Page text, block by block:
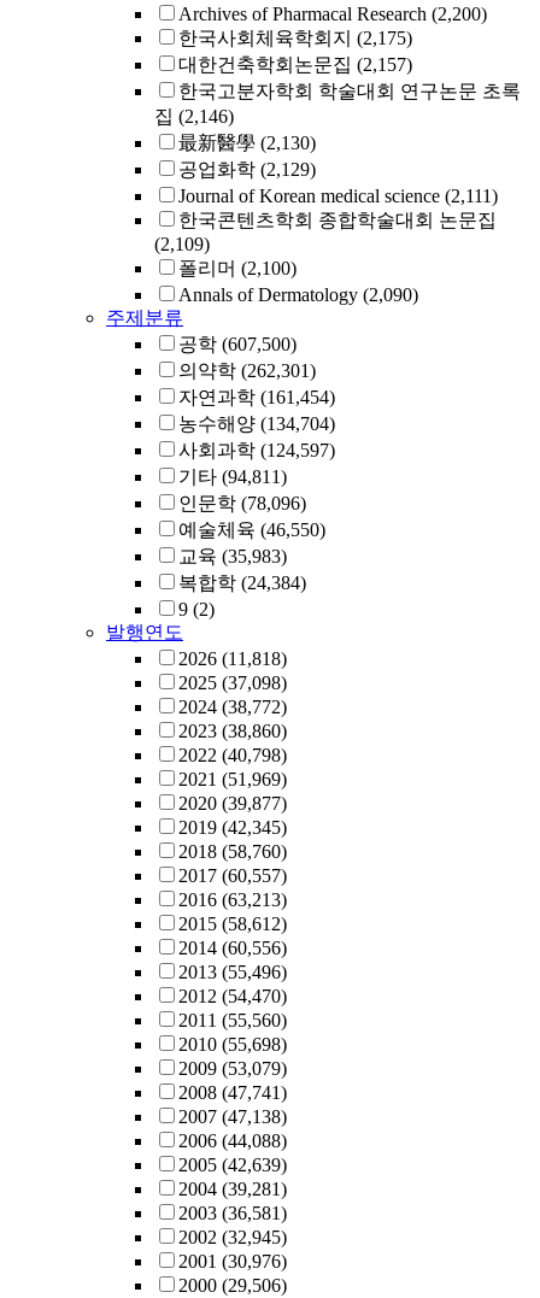
Archives of Pharmacal Research (2,200)
한국사회체육학회지 (2,175)
대한건축학회논문집 (2,157)
한국고분자학회 학술대회 연구논문 초록
집 (2,146)
最新醫學 (2,130)
공업화학 (2,129)
Journal of Korean medical science (2,111)
한국콘텐츠학회 종합학술대회 논문집
(2,109)
폴리머 (2,100)
Annals of Dermatology (2,090)
주제분류
공학 (607,500)
의약학 (262,301)
자연과학 (161,454)
농수해양 (134,704)
사회과학 (124,597)
기타 (94,811)
인문학 (78,096)
예술체육 (46,550)
교육 (35,983)
복합학 (24,384)
9 (2)
발행연도
2026 (11,818)
2025 (37,098)
2024 (38,772)
2023 (38,860)
2022 (40,798)
2021 (51,969)
2020 (39,877)
2019 (42,345)
2018 (58,760)
2017 (60,557)
2016 (63,213)
2015 (58,612)
2014 (60,556)
2013 (55,496)
2012 (54,470)
2011 (55,560)
2010 (55,698)
2009 (53,079)
2008 (47,741)
2007 (47,138)
2006 (44,088)
2005 (42,639)
2004 (39,281)
2003 (36,581)
2002 (32,945)
2001 (30,976)
2000 (29,506)